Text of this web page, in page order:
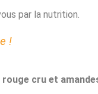
par la nutrition.
!
rouge cru et